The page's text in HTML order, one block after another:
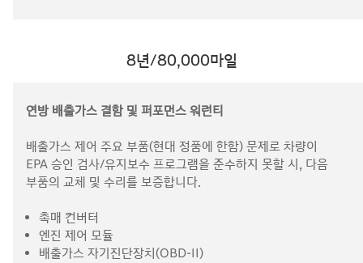
8년/80,000마일
연방 배출가스 결함 및 퍼포먼스 워런티
배출가스 제어 주요 부품(현대 정품에 한함) 문제로 차량이
EPA 승인 검사/유지보수 프로그램을 준수하지 못할 시, 다음
부품의 교체 및 수리를 보증합니다.
촉매 컨버터
엔진 제어 모듈
배출가스 자기진단장치(OBD-II)